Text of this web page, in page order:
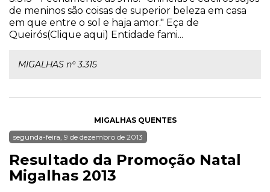
de meninos são coisas de superior beleza em casa
em que entre o sol e haja amor." Eça de
Queirós(Clique aqui) Entidade fami...
MIGALHAS nº 3.315
MIGALHAS QUENTES
segunda-feira, 9 de dezembro de 2013
Resultado da Promoção Natal
Migalhas 2013